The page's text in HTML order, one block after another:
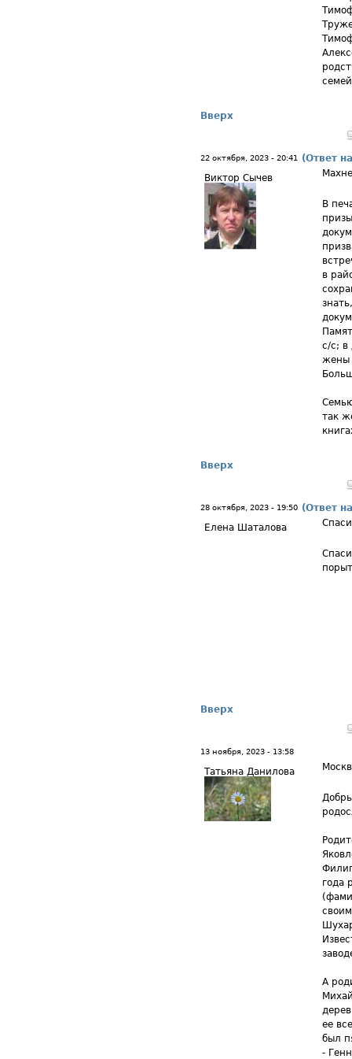
Вверх
22 октября, 2023 - 20:41
(Ответ
Виктор Сычев
В
в
с/с; в
жены
так
Вверх
28 октября, 2023 - 19:50 (Ответ
Елена Шаталова
Вверх
13 ноября, 2023 - 13:58
Татьяна Данилова
года
А
ее
был
-